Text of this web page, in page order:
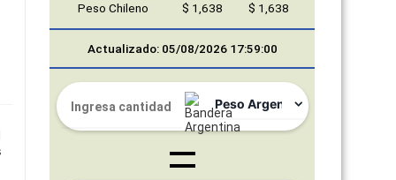
Peso Chileno $ 1,638 $ 1,638
Actualizado: 05/08/2026 17:59:00